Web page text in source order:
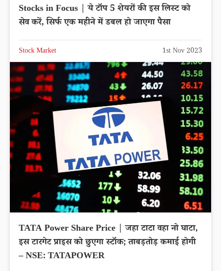
Stocks in Focus | ये टॉप 5 शेयरों की इस लिस्ट को
सेव करें, सिर्फ एक महीने में डबल हो जाएगा पैसा
Stock Market 1st Nov 2023
TATA Power Share Price | जहा टाटा वहा नो घाटा,
इस टारगेट प्राइस को छुएगा स्टॉक; ताबड़तोड़ कमाई होगी
– NSE: TATAPOWER